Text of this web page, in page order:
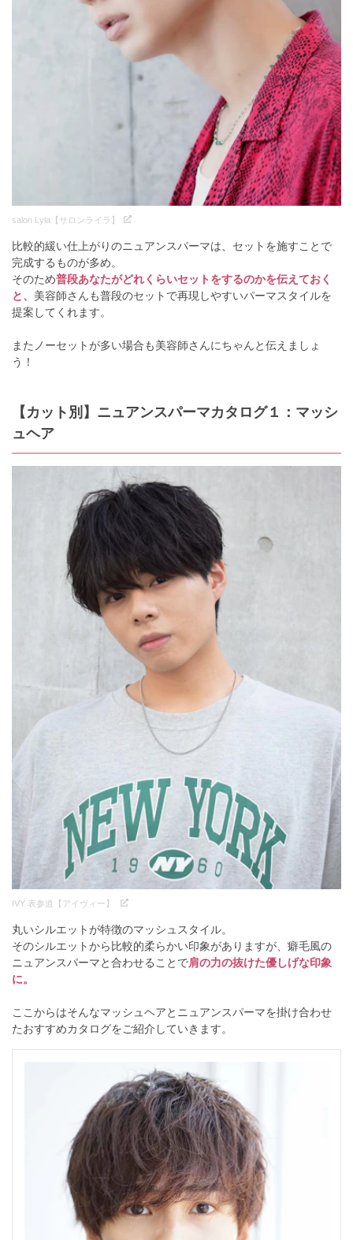
salon Lyla【サロンライラ】
比較的緩い仕上がりのニュアンスパーマは、セットを施すことで
完成するものが多め。
そのため普段あなたがどれくらいセットをするのかを伝えておく
と、 美容師さんも普段のセットで再現しやすいパーマスタイルを
提案してくれます。
またノーセットが多い場合も美容師さんにちゃんと伝えましょ
う！
【カット別】ニュアンスパーマカタログ１：マッシ
ュヘア
IVY 表参道【アイヴィー】
丸いシルエットが特徴のマッシュスタイル。
そのシルエットから比較的柔らかい印象がありますが、癖毛風の
ニュアンスパーマと合わせることで肩の力の抜けた優しげな印象
に。
ここからはそんなマッシュヘアとニュアンスパーマを掛け合わせ
たおすすめカタログをご紹介していきます。